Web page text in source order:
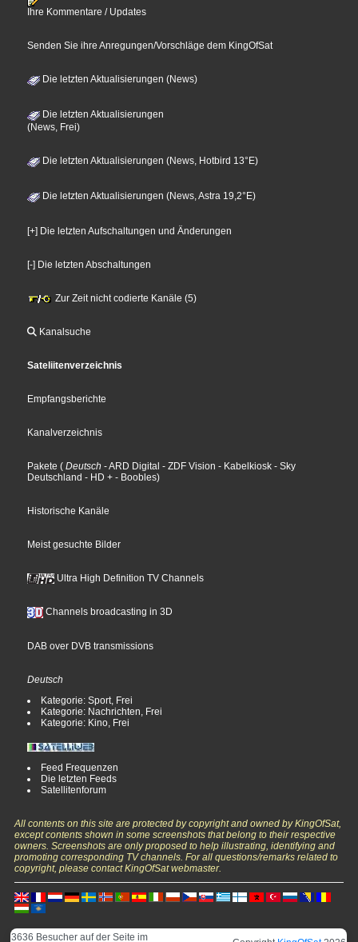
Ihre Kommentare / Updates
Senden Sie ihre Anregungen/Vorschläge dem KingOfSat
Die letzten Aktualisierungen (News)
Die letzten Aktualisierungen
(News, Frei)
Die letzten Aktualisierungen (News, Hotbird 13°E)
Die letzten Aktualisierungen (News, Astra 19,2°E)
[+] Die letzten Aufschaltungen und Änderungen
[-] Die letzten Abschaltungen
Zur Zeit nicht codierte Kanäle (5)
Kanalsuche
Sateliitenverzeichnis
Empfangsberichte
Kanalverzeichnis
Pakete ( Deutsch - ARD Digital - ZDF Vision - Kabelkiosk - Sky
Deutschland - HD + - Boobles)
Historische Kanäle
Meist gesuchte Bilder
Ultra High Definition TV Channels
Channels broadcasting in 3D
DAB over DVB transmissions
Deutsch
Kategorie: Sport, Frei
Kategorie: Nachrichten, Frei
Kategorie: Kino, Frei
Feed Frequenzen
Die letzten Feeds
Satellitenforum
All contents on this site are protected by copyright and owned by KingOfSat,
except contents shown in some screenshots that belong to their respective
owners. Screenshots are only proposed to help illustrating, identifying and
promoting corresponding TV channels. For all questions/remarks related to
copyright, please contact KingOfSat webmaster.
3636 Besucher auf der Seite im